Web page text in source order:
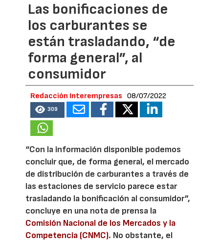
Las bonificaciones de
los carburantes se
están trasladando, “de
forma general”, al
consumidor
Redacción Interempresas 08/07/2022
309
“Con la información disponible podemos
concluir que, de forma general, el mercado
de distribución de carburantes a través de
las estaciones de servicio parece estar
trasladando la bonificación al consumidor”,
concluye en una nota de prensa la
Comisión Nacional de los Mercados y la
Competencia (CNMC). No obstante, el